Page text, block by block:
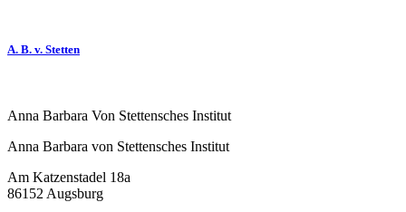
A. B. v. Stetten
Anna Barbara Von Stettensches Institut
Anna Barbara von Stettensches Institut
Am Katzenstadel 18a
86152 Augsburg